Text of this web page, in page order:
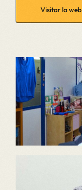
Visitar la web